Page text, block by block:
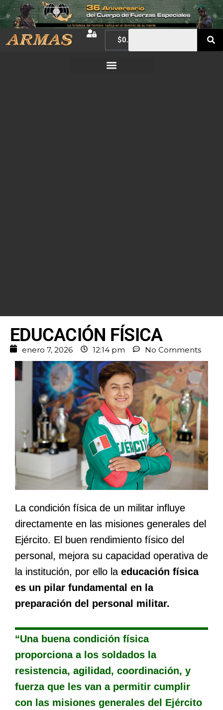
$0.00
EDUCACIÓN FÍSICA
enero 7, 2026 12:14 pm No Comments
La condición física de un militar influye
directamente en las misiones generales del
Ejército. El buen rendimiento físico del
personal, mejora su capacidad operativa de
la institución, por ello la educación física
es un pilar fundamental en la
preparación del personal militar.
“Una buena condición física
proporciona a los soldados la
resistencia, agilidad, coordinación, y
fuerza que les van a permitir cumplir
con las misiones generales del Ejército